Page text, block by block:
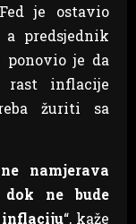
je ostavio
a predsjednik
ponovio je da
rast inflacije
žuriti sa
namjerava
ne bude
inflaciju“, kaže